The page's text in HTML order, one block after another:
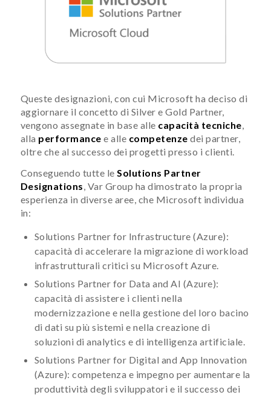
Queste designazioni, con cui Microsoft ha deciso di
aggiornare il concetto di Silver e Gold Partner,
vengono assegnate in base alle capacità tecniche,
alla performance e alle competenze dei partner,
oltre che al successo dei progetti presso i clienti.
Conseguendo tutte leSolutions Partner
Designations, Var Group ha dimostrato la propria
esperienza in diverse aree, che Microsoft individua
in:
Solutions Partner for Infrastructure (Azure):
capacità di accelerare la migrazione di workload
infrastrutturali critici su Microsoft Azure.
Solutions Partner for Data and AI (Azure):
capacità di assistere i clienti nella
modernizzazione e nella gestione del loro bacino
di dati su più sistemi e nella creazione di
soluzioni di analytics e di intelligenza artificiale.
Solutions Partner for Digital and App Innovation
(Azure): competenza e impegno per aumentare la
produttività degli sviluppatori e il successo dei